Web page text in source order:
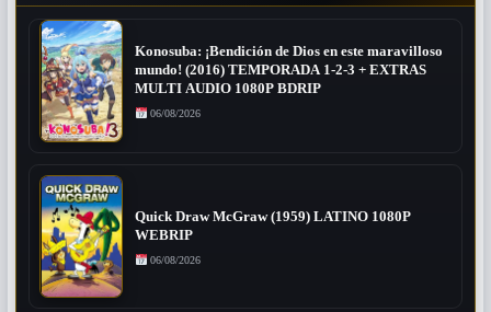
Konosuba: ¡Bendición de Dios en este maravilloso
mundo! (2016) TEMPORADA 1-2-3 + EXTRAS
MULTI AUDIO 1080P BDRIP
06/08/2026
Quick Draw McGraw (1959) LATINO 1080P
WEBRIP
06/08/2026